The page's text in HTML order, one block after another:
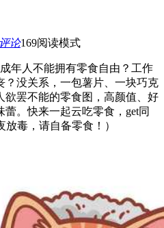
评论169阅读模式
年人不能拥有零食自由？工作
？没关系，一包薯片、一块巧克
欲罢不能的零食图，高颜值、好
。快来一起云吃零食，get同
毒，请自备零食！）